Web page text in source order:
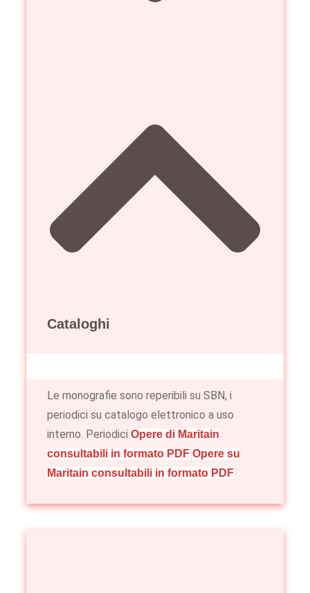
Cataloghi
Le monografie sono reperibili su SBN, i
periodici su catalogo elettronico a uso
interno. Periodici Opere di Maritain
consultabili in formato PDF Opere su
Maritain consultabili in formato PDF